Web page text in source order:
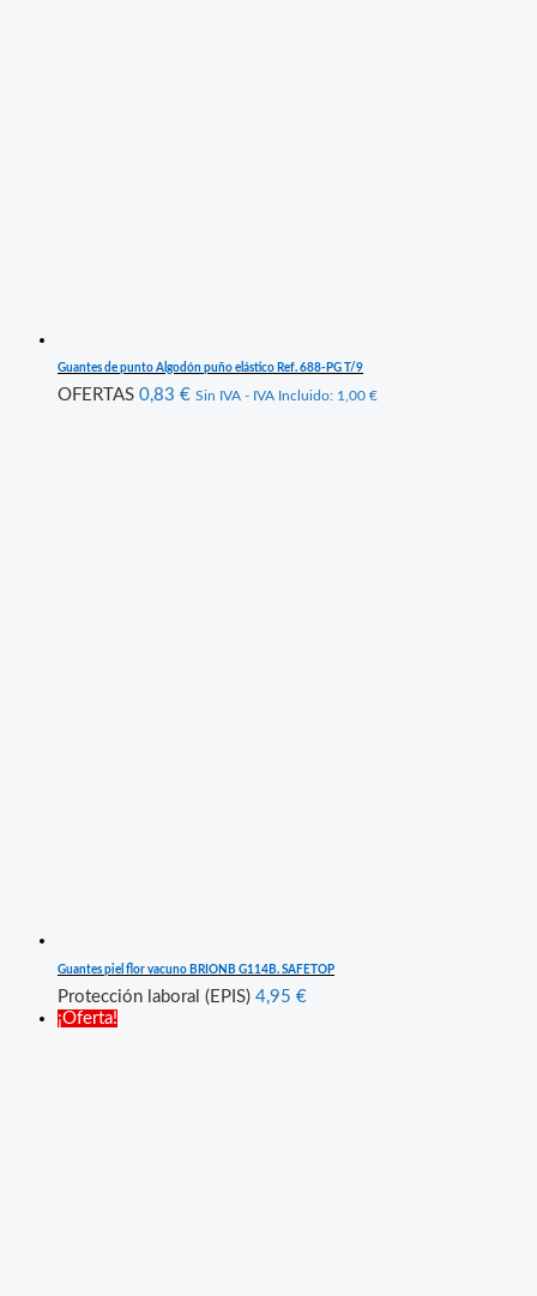
Guantes de punto Algodón puño elástico Ref. 688-PG T/9
OFERTAS 0,83 € Sin IVA - IVA Incluido: 1,00 €
Guantes piel flor vacuno BRIONB G114B. SAFETOP
Protección laboral (EPIS) 4,95 €
¡Oferta!